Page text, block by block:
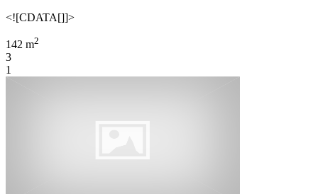
<![CDATA[]]>
142 m2
3
1